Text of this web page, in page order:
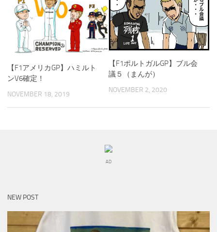
【F1アメリカGP】ハミルト
ンV6確定！
NOVEMBER 18, 2019
【F1ポルトガルGP】ブル会
議５（まんが）
NOVEMBER 2, 2020
AD
NEW POST